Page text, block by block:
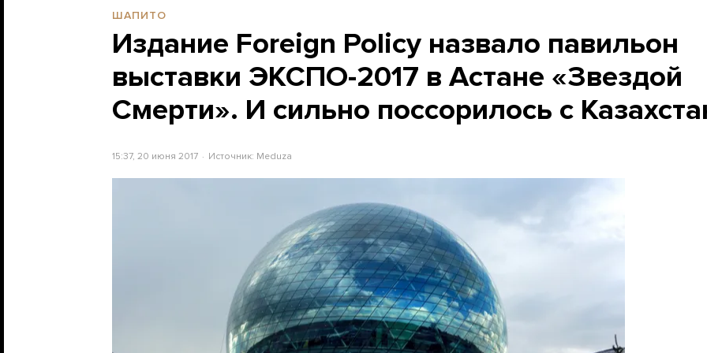
ШАПИТО
Издание Foreign Policy назвало павильон
выставки ЭКСПО-2017 в Астане «Звездой
Смерти». И сильно поссорилось с
15:37, 20 июня 2017 Источник: Meduza